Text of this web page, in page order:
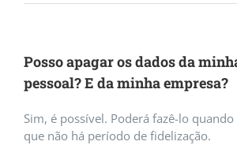
Posso apagar os dados da
pessoal? E da minha empresa?
Sim, é possível. Poderá fazê-lo
que não há período de fidelização.